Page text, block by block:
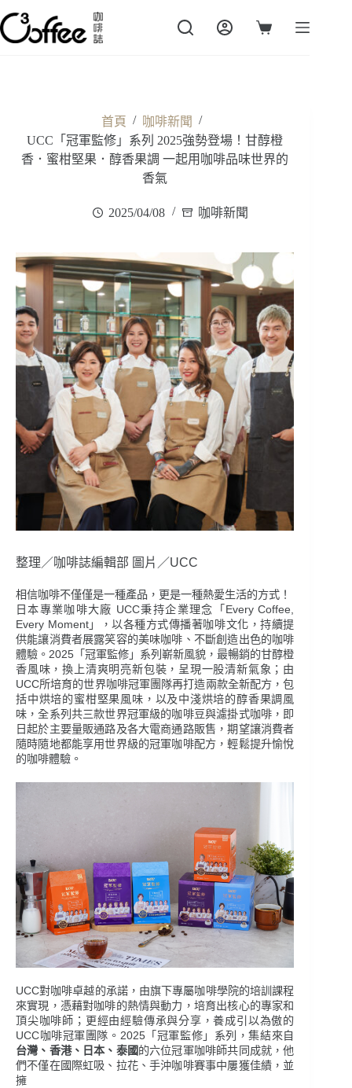
跳
至
主
購
首頁 / 咖啡新聞 /
UCC「冠軍監修」系列 2025強勢登場！甘醇橙
香．蜜柑堅果．醇香果調 一起用咖啡品味世界的
香氣
2025/04/08 咖啡新聞
整理／咖啡誌編輯部 圖片／UCC
相信咖啡不僅僅是一種產品，更是一種熱愛生活的方式！
日本專業咖啡大廠 UCC秉持企業理念「Every Coffee,
Every Moment」，以各種方式傳播著咖啡文化，持續提
供能讓消費者展露笑容的美味咖啡、不斷創造出色的咖啡
體驗。2025「冠軍監修」系列嶄新風貌，最暢銷的甘醇橙
香風味，換上清爽明亮新包裝，呈現一股清新氣象；由
UCC所培育的世界咖啡冠軍團隊再打造兩款全新配方，包
括中烘培的蜜柑堅果風味，以及中淺烘培的醇香果調風
味，全系列共三款世界冠軍級的咖啡豆與濾掛式咖啡，即
日起於主要量販通路及各大電商通路販售，期望讓消費者
隨時隨地都能享用世界級的冠軍咖啡配方，輕鬆提升愉悅
的咖啡體驗。
UCC對咖啡卓越的承諾，由旗下專屬咖啡學院的培訓課程
來實現，憑藉對咖啡的熱情與動力，培育出核心的專家和
頂尖咖啡師；更經由經驗傳承與分享，養成引以為傲的
UCC咖啡冠軍團隊。2025「冠軍監修」系列，集結來自
台灣、香港、日本、泰國的六位冠軍咖啡師共同成就，他
們不僅在國際虹吸、拉花、手沖咖啡賽事中屢獲佳績，並
擁